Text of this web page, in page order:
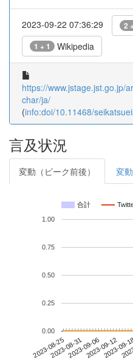
2023-09-22 07:36:29 2
1 + 1 Wikipedia
https://www.jstage.jst.go.jp/
char/ja/
(info:doi/10.11468/
言及状況
変動（ピーク前後） 変
合計
2023-08-252023-08-312023-09-062023-09-12
2023-09-
0.00
0.25
0.50
0.75
1.00